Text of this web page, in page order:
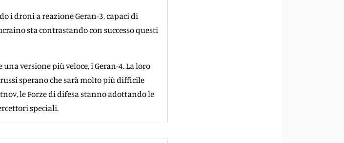
i droni a reazione Geran-3, capaci di
sta contrastando con successo questi
versione più veloce, i Geran-4. La loro
sperano che sarà molto più difficile
le Forze di difesa stanno adottando le
speciali.